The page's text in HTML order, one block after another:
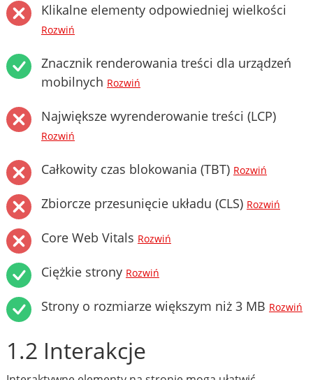
Klikalne elementy odpowiedniej wielkości
Rozwiń
Znacznik renderowania treści dla urządzeń
mobilnych Rozwiń
Największe wyrenderowanie treści (LCP)
Rozwiń
Całkowity czas blokowania (TBT) Rozwiń
Zbiorcze przesunięcie układu (CLS) Rozwiń
Core Web Vitals Rozwiń
Ciężkie strony Rozwiń
Strony o rozmiarze większym niż 3 MB Rozwiń
1.2 Interakcje